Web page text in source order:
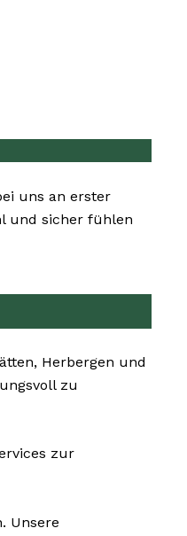
uns an erster
und sicher fühlen
Herbergen und
zu
zur
Unsere